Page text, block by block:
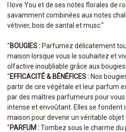
I love You et de ses notes florales de
savamment combinées aux notes
vétivier, bois de santal et musc."
"BOUGIES : Parfumez délicatement
maison lorsque vous le souhaitez et
olfactive inoubliable grâce aux bougies
"EFFICACITÉ & BÉNÉFICES : Nos
partir de cire végétale et leur parfum
par des maîtres parfumeurs pour
intense et envoûtant. Elles se fondent
maison pour devenir un véritable
"PARFUM :Tombez sous le charme du